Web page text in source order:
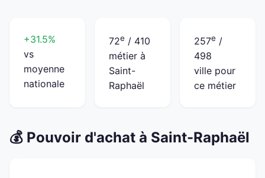
+31.5%
vs
moyenne
nationale
72e / 410
métier à
Saint-
Raphaël
257e /
498
ville pour
ce métier
💰 Pouvoir d'achat à Saint-Raphaël